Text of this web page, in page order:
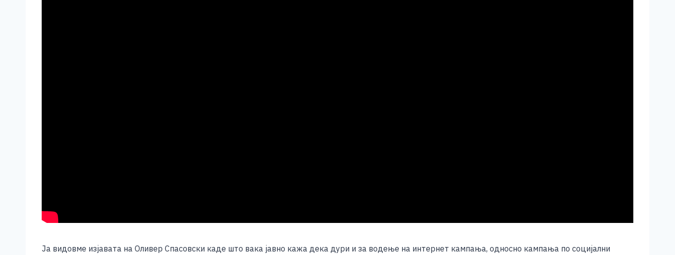
Ја видовме изјавата на Оливер Спасовски каде што вака јавно кажа дека дури и за водење на интернет кампања, односно кампања по социјални